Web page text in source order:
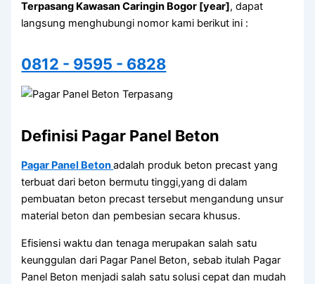
Terpasang Kawasan Caringin Bogor [year], dapat
langsung menghubungi nomor kami berikut ini :
0812 - 9595 - 6828
Definisi Pagar Panel Beton
Pagar Panel Betonadalah produk beton precast yang
terbuat dari beton bermutu tinggi,yang di dalam
pembuatan beton precast tersebut mengandung unsur
material beton dan pembesian secara khusus.
Efisiensi waktu dan tenaga merupakan salah satu
keunggulan dari Pagar Panel Beton, sebab itulah Pagar
Panel Beton menjadi salah satu solusi cepat dan mudah